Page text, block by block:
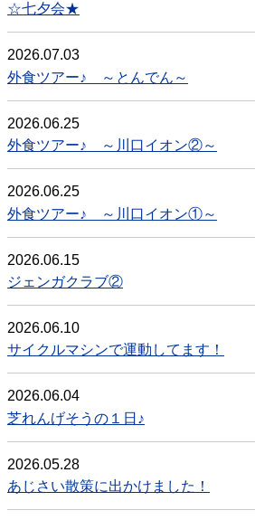
☆七夕会★
2026.07.03
外食ツアー♪ ～とんでん～
2026.06.25
外食ツアー♪ ～川口イオン②～
2026.06.25
外食ツアー♪ ～川口イオン①～
2026.06.15
ジェンガクラブ②
2026.06.10
サイクルマシンで運動してます！
2026.06.04
芝れんげそうの１日♪
2026.05.28
あじさい散策に出かけました！